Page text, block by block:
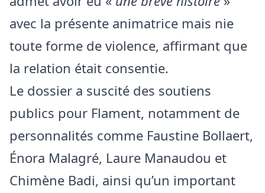
avec la présente animatrice mais nie
toute forme de violence, affirmant que
la relation était consentie.
Le dossier a suscité des soutiens
publics pour Flament, notamment de
personnalités comme Faustine Bollaert,
Énora Malagré, Laure Manaudou et
Chimène Badi, ainsi qu’un important